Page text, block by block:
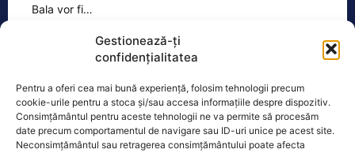
Gestionează-ți
confidențialitatea
Pentru a oferi cea mai bună experiență, folosim tehnologii precum
cookie-urile pentru a stoca și/sau accesa informațiile despre dispozitiv.
Consimțământul pentru aceste tehnologii ne va permite să procesăm
date precum comportamentul de navigare sau ID-uri unice pe acest site.
Neconsimțământul sau retragerea consimțământului poate afecta
Bala vor fi…
august. Autoritățile au intrat în linie
dreaptă cu una dintre cele mai